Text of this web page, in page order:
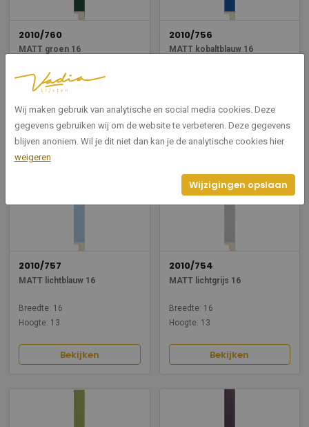
2010/760
MATT groen 16
Breedte: 16
Hoogte: 13
Bekijken
2010/756
MATT kobaltblauw 16
Bekijken
2010/757
MATT lichtblauw 16
Breedte: 16
Hoogte: 13
Bekijken
2010/754
MATT lichtgrijs 16
Breedte: 16
Hoogte: 13
Bekijken
Wij maken gebruik van analytische en social media cookies. Deze
gegevens gebruiken wij om de website te verbeteren. Deze gegevens
blijven anoniem. Wil je dit niet dan kan je de analytische cookies hier
weigeren
Wijzigingen opslaan